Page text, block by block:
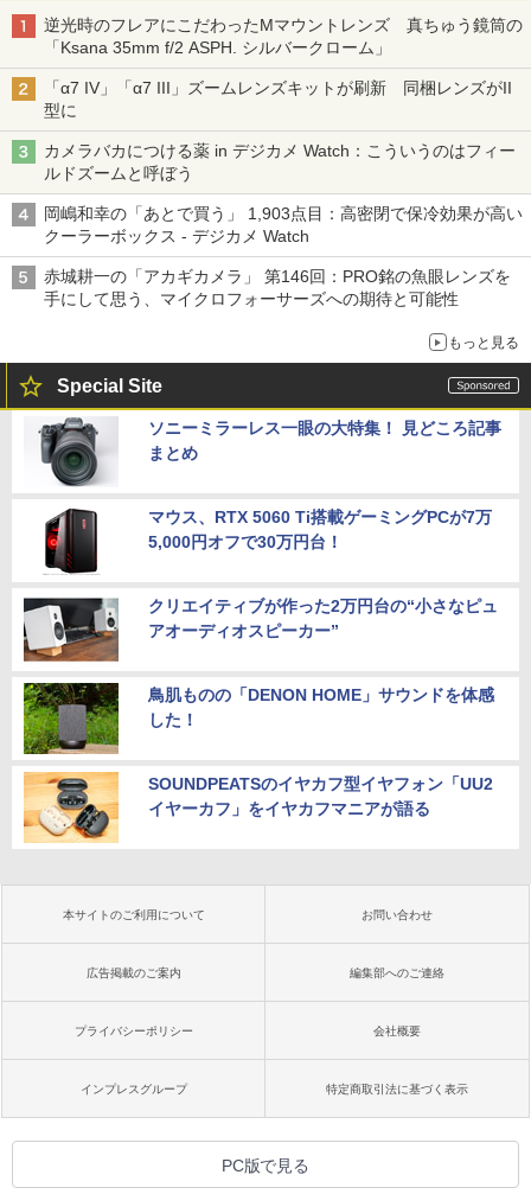
逆光時のフレアにこだわったMマウントレンズ 真ちゅう鏡筒の
「Ksana 35mm f/2 ASPH. シルバークローム」
「α7 IV」「α7 III」ズームレンズキットが刷新 同梱レンズがII
型に
カメラバカにつける薬 in デジカメ Watch：こういうのはフィー
ルドズームと呼ぼう
岡嶋和幸の「あとで買う」 1,903点目：高密閉で保冷効果が高い
クーラーボックス - デジカメ Watch
赤城耕一の「アカギカメラ」 第146回：PRO銘の魚眼レンズを
手にして思う、マイクロフォーサーズへの期待と可能性
もっと見る
Special Site
ソニーミラーレス一眼の大特集！ 見どころ記事
まとめ
マウス、RTX 5060 Ti搭載ゲーミングPCが7万
5,000円オフで30万円台！
クリエイティブが作った2万円台の“小さなピュ
アオーディオスピーカー”
鳥肌ものの「DENON HOME」サウンドを体感
した！
SOUNDPEATSのイヤカフ型イヤフォン「UU2
イヤーカフ」をイヤカフマニアが語る
本サイトのご利用について お問い合わせ
広告掲載のご案内 編集部へのご連絡
プライバシーポリシー 会社概要
インプレスグループ 特定商取引法に基づく表示
PC版で見る